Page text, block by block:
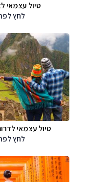
טיול עצמאי
לחץ
טיול עצמאי
לחץ